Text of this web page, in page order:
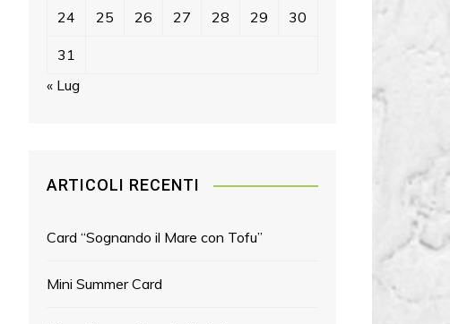
24 25 26 27 28 29 30
31
« Lug
ARTICOLI RECENTI
Card “Sognando il Mare con Tofu”
Mini Summer Card